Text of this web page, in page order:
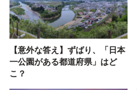
【意外な答え】ずばり、「日本
一公園がある都道府県」はど
こ？